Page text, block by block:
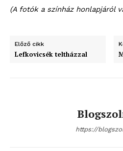
bSZ fiók
(A fotók a színház honlapjáról
Előző cikk
Lefkovicsék teltházzal
https://